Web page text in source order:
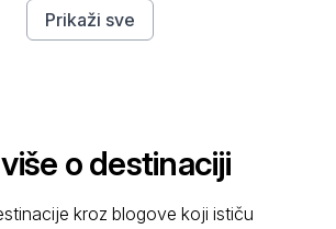
Prikaži sve
o destinaciji
kroz blogove koji ističu